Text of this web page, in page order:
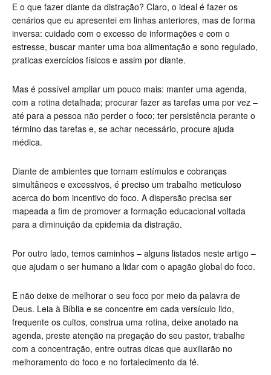
E o que fazer diante da distração? Claro, o ideal é fazer os
cenários que eu apresentei em linhas anteriores, mas de forma
inversa: cuidado com o excesso de informações e com o
estresse, buscar manter uma boa alimentação e sono regulado,
praticas exercícios físicos e assim por diante.
Mas é possível ampliar um pouco mais: manter uma agenda,
com a rotina detalhada; procurar fazer as tarefas uma por vez –
até para a pessoa não perder o foco; ter persistência perante o
término das tarefas e, se achar necessário, procure ajuda
médica.
Diante de ambientes que tornam estímulos e cobranças
simultâneos e excessivos, é preciso um trabalho meticuloso
acerca do bom incentivo do foco. A dispersão precisa ser
mapeada a fim de promover a formação educacional voltada
para a diminuição da epidemia da distração.
Por outro lado, temos caminhos – alguns listados neste artigo –
que ajudam o ser humano a lidar com o apagão global do foco.
E não deixe de melhorar o seu foco por meio da palavra de
Deus. Leia à Bíblia e se concentre em cada versículo lido,
frequente os cultos, construa uma rotina, deixe anotado na
agenda, preste atenção na pregação do seu pastor, trabalhe
com a concentração, entre outras dicas que auxiliarão no
melhoramento do foco e no fortalecimento da fé.